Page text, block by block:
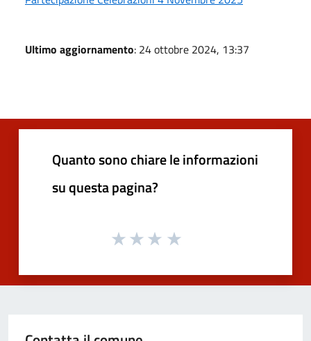
Ultimo aggiornamento: 24 ottobre 2024, 13:37
Quanto sono chiare le informazioni
su questa pagina?